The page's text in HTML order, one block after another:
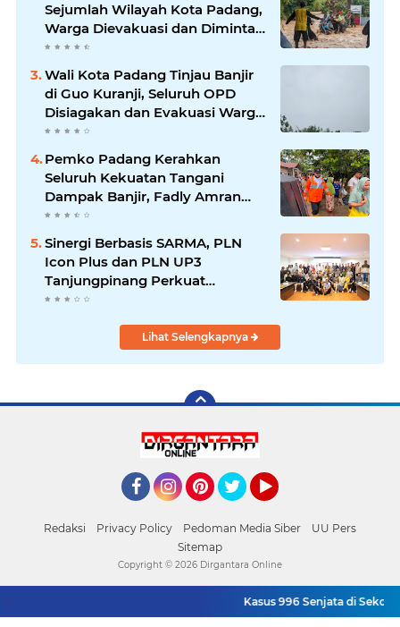
Sejumlah Wilayah Kota Padang,
Warga Dievakuasi dan Diminta
Waspada Banjir Susulan
Wali Kota Padang Tinjau Banjir
di Guo Kuranji, Seluruh OPD
Disiagakan dan Evakuasi Warga
Dipercepat
Pemko Padang Kerahkan
Seluruh Kekuatan Tangani
Dampak Banjir, Fadly Amran
Desak Percepatan Proyek
Pengendalian Bencana
Sinergi Berbasis SARMA, PLN
Icon Plus dan PLN UP3
Tanjungpinang Perkuat
Kolaborasi Strategis
Lihat Selengkapnya
Redaksi Privacy Policy Pedoman Media Siber
UU Pers
Sitemap
Kasus 996 Senjata di
Copyright © 2026 Dirgantara Online